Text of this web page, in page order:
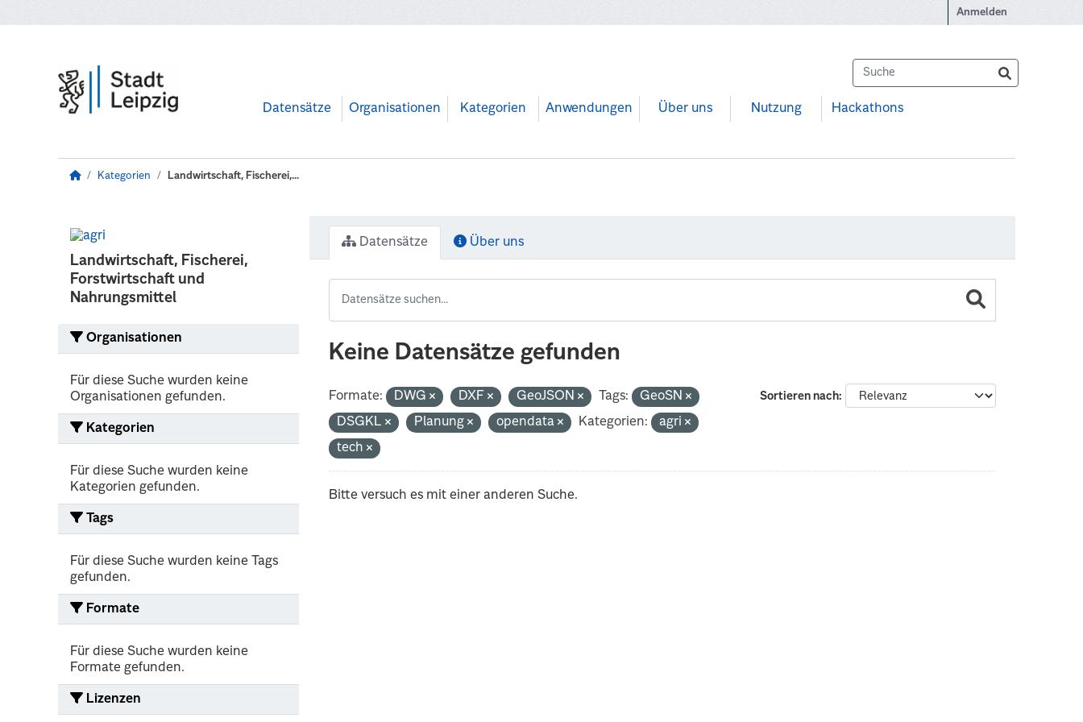
Anmelden
Datensätze Organisationen Kategorien Anwendungen Über uns Nutzung Hackathons
Kategorien Landwirtschaft, Fischerei,...
Landwirtschaft, Fischerei,
Forstwirtschaft und
Nahrungsmittel
Organisationen
Für diese Suche wurden keine
Organisationen gefunden.
Kategorien
Für diese Suche wurden keine
Kategorien gefunden.
Tags
Für diese Suche wurden keine Tags
gefunden.
Formate
Für diese Suche wurden keine
Formate gefunden.
Lizenzen
Datensätze Über uns
Keine Datensätze gefunden
Sortieren nach
Formate: DWG DXF GeoJSON Tags:
GeoSN
DSGKL
Planung opendata Kategorien:
agri
tech
Bitte versuch es mit einer anderen Suche.